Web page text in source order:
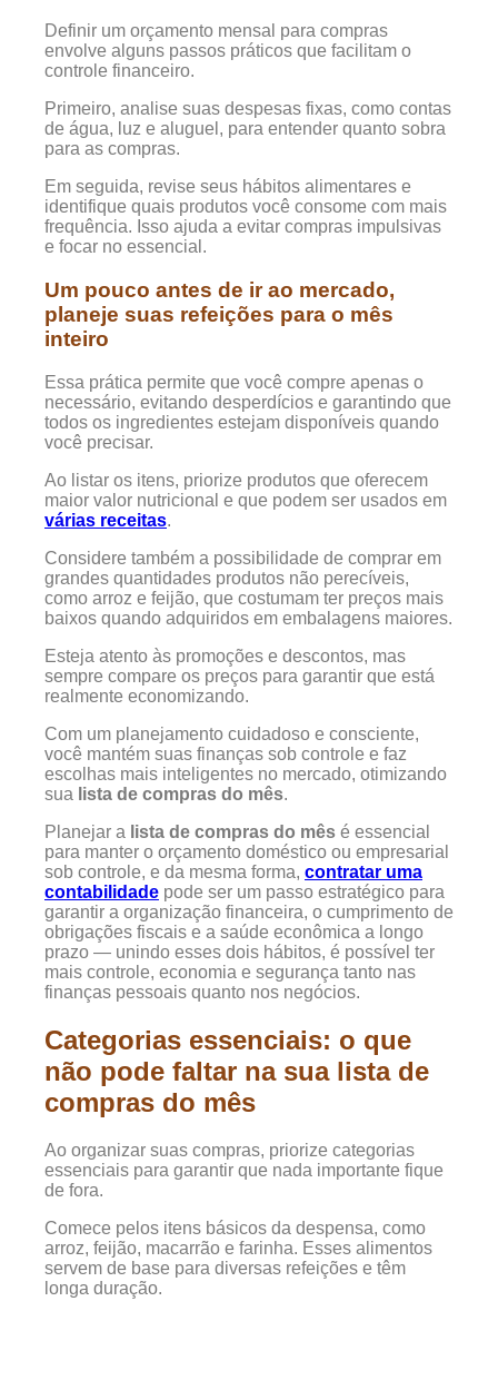
Definir um orçamento mensal para compras
envolve alguns passos práticos que facilitam o
controle financeiro.
Primeiro, analise suas despesas fixas, como contas
de água, luz e aluguel, para entender quanto sobra
para as compras.
Em seguida, revise seus hábitos alimentares e
identifique quais produtos você consome com mais
frequência. Isso ajuda a evitar compras impulsivas
e focar no essencial.
Um pouco antes de ir ao mercado,
planeje suas refeições para o mês
inteiro
Essa prática permite que você compre apenas o
necessário, evitando desperdícios e garantindo que
todos os ingredientes estejam disponíveis quando
você precisar.
Ao listar os itens, priorize produtos que oferecem
maior valor nutricional e que podem ser usados em
várias receitas.
Considere também a possibilidade de comprar em
grandes quantidades produtos não perecíveis,
como arroz e feijão, que costumam ter preços mais
baixos quando adquiridos em embalagens maiores.
Esteja atento às promoções e descontos, mas
sempre compare os preços para garantir que está
realmente economizando.
Com um planejamento cuidadoso e consciente,
você mantém suas finanças sob controle e faz
escolhas mais inteligentes no mercado, otimizando
sua lista de compras do mês.
Planejar a lista de compras do mês é essencial
para manter o orçamento doméstico ou empresarial
sob controle, e da mesma forma, contratar uma
contabilidade pode ser um passo estratégico para
garantir a organização financeira, o cumprimento de
obrigações fiscais e a saúde econômica a longo
prazo — unindo esses dois hábitos, é possível ter
mais controle, economia e segurança tanto nas
finanças pessoais quanto nos negócios.
Categorias essenciais: o que
não pode faltar na sua lista de
compras do mês
Ao organizar suas compras, priorize categorias
essenciais para garantir que nada importante fique
de fora.
Comece pelos itens básicos da despensa, como
arroz, feijão, macarrão e farinha. Esses alimentos
servem de base para diversas refeições e têm
longa duração.